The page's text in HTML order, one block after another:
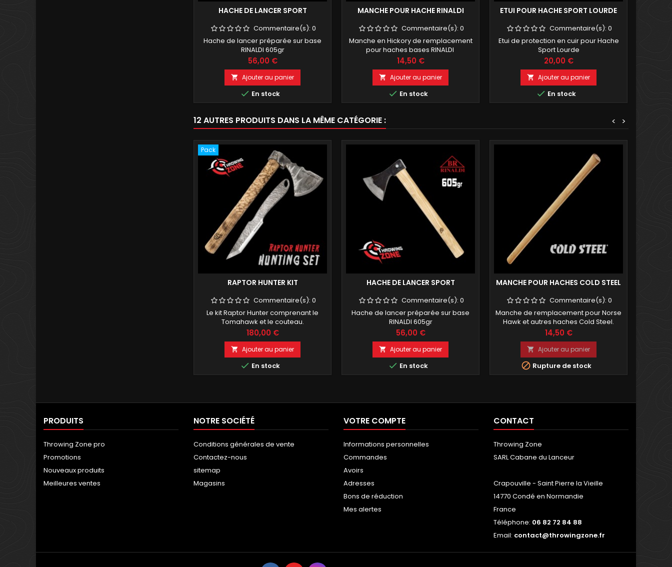
HACHE DE LANCER SPORT
Commentaire(s): 0
Hache de lancer préparée sur base
RINALDI 605gr
Prix
56,00 €
 Ajouter au panier
 En stock
MANCHE POUR HACHE RINALDI
Commentaire(s): 0
Manche en Hickory de remplacement
pour haches bases RINALDI
Prix
14,50 €
 Ajouter au panier
 En stock
ETUI POUR HACHE SPORT LOURDE
Commentaire(s): 0
Etui de protection en cuir pour Hache
Sport Lourde
Prix
20,00 €
 Ajouter au panier
 En stock
12 AUTRES PRODUITS DANS LA MÊME CATÉGORIE : >
<
Pack
RAPTOR HUNTER KIT
Commentaire(s): 0
Le kit Raptor Hunter comprenant le
Tomahawk et le couteau.
Prix
180,00 €
 Ajouter au panier
 En stock
HACHE DE LANCER SPORT
Commentaire(s): 0
Hache de lancer préparée sur base
RINALDI 605gr
Prix
56,00 €
 Ajouter au panier
 En stock
MANCHE POUR HACHES COLD STEEL
Commentaire(s): 0
Manche de remplacement pour Norse
Hawk et autres haches Cold Steel.
Prix
14,50 €
 Ajouter au panier
 Rupture de stock
PRODUITS
Throwing Zone pro
Promotions
Nouveaux produits
Meilleures ventes
NOTRE SOCIÉTÉ
Conditions générales de vente
Contactez-nous
sitemap
Magasins
VOTRE COMPTE
Informations personnelles
Commandes
Avoirs
Adresses
Bons de réduction
Mes alertes
CONTACT
Throwing Zone
SARL Cabane du Lanceur
Crapouville - Saint Pierre la Vieille
14770 Condé en Normandie
France
Téléphone: 06 82 72 84 88
Email: contact@throwingzone.fr